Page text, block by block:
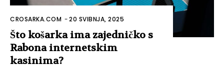
CROSARKA.COM -20 SVIBNJA, 2025
Što košarka ima zajedničko s
Rabona internetskim
kasinima?